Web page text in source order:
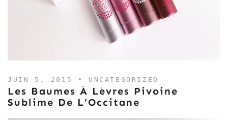
JUIN 5, 2015 • UNCATEGORIZED
Les Baumes À Lèvres Pivoine
Sublime De L’Occitane